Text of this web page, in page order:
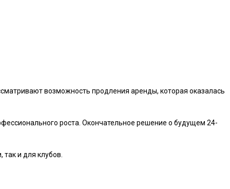
возможность продления аренды, которая оказалась
роста. Окончательное решение о будущем 24-
и для клубов.